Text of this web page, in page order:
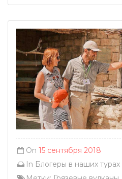
On 15 сентября 2018
In Блогеры в наших турах